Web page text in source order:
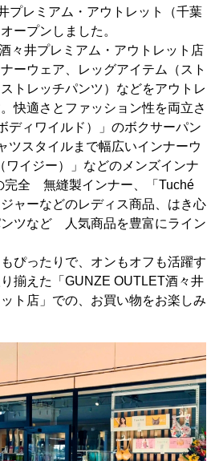
プレミアム・アウトレット（千葉
ープンしました。
々井プレミアム・アウトレット店
ーウェア、レッグアイテム（スト
トレッチパンツ）などをアウトレ
快適さとファッション性を両立さ
ディワイルド）」のボクサーパン
ツスタイルまで幅広いインナーウ
ワイジー）」などのメンズインナ
完全 無縫製インナー、「Tuché
ャーなどのレディス商品、はき心
ツなど 人気商品を豊富にライン
ぴったりで、オンもオフも活躍す
揃えた「GUNZE OUTLET酒々井
ト店」での、お買い物をお楽しみ